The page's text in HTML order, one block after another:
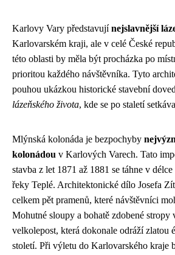
Karlovy Vary představujínejslavnější
Karlovarském kraji, ale v celé České
této oblasti by měla být procházka po
prioritou každého návštěvníka. Tyto
pouhou ukázkou historické stavební
lázeňského života, kde se po staletí
Mlýnská kolonáda je bezpochyby
kolonádou v Karlových Varech. Tato
stavba z let 1871 až 1881 se táhne v
řeky Teplé. Architektonické dílo Josefa
celkem pět pramenů, které návštěvníci
Mohutné sloupy a bohatě zdobené stropy
velkolepost, která dokonale odráží zlatou
století. Při výletu do Karlovarského kraje